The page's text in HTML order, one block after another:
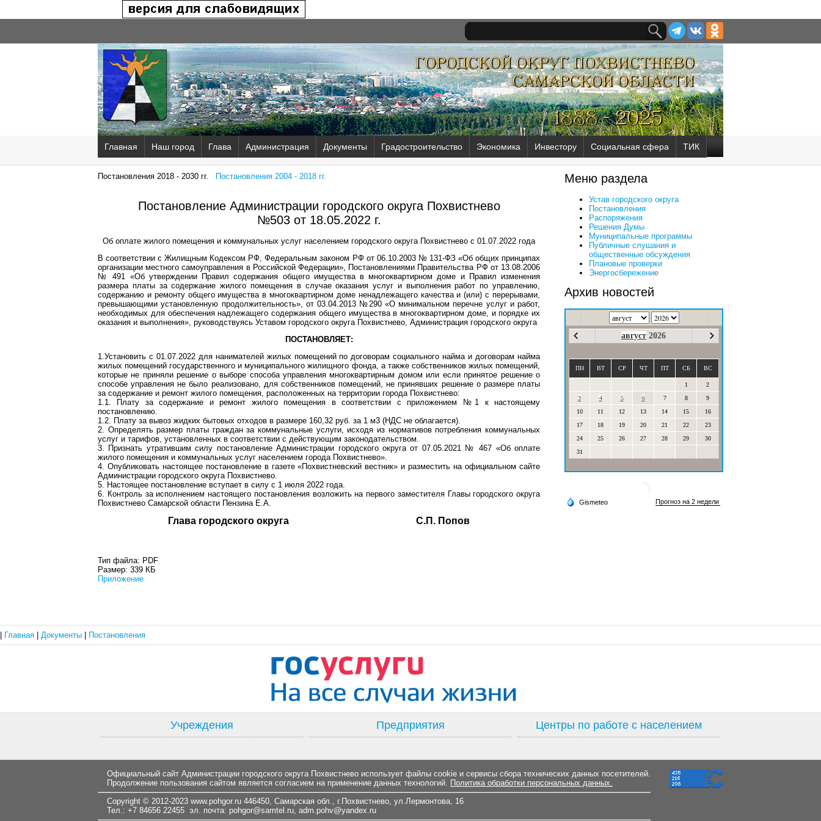
Главная Наш город Глава Администрация Документы Градостроительство Экономика Инвестору Социальная сфера ТИК
Постановления 2018 - 2030 гг. Постановления 2004 - 2018 гг.
Постановление Администрации городского округа Похвистнево
№503 от 18.05.2022 г.
Об оплате жилого помещения и коммунальных услуг населением городского округа Похвистнево с 01.07.2022 года
В соответствии с Жилищным Кодексом РФ, Федеральным законом РФ от 06.10.2003 № 131-ФЗ «Об общих принципах
организации местного самоуправления в Российской Федерации», Постановлениями Правительства РФ от 13.08.2006
№ 491 «Об утверждении Правил содержания общего имущества в многоквартирном доме и Правил изменения
размера платы за содержание жилого помещения в случае оказания услуг и выполнения работ по управлению,
содержанию и ремонту общего имущества в многоквартирном доме ненадлежащего качества и (или) с перерывами,
превышающими установленную продолжительность», от 03.04.2013 №290 «О минимальном перечне услуг и работ,
необходимых для обеспечения надлежащего содержания общего имущества в многоквартирном доме, и порядке их
оказания и выполнения», руководствуясь Уставом городского округа Похвистнево, Администрация городского округа
ПОСТАНОВЛЯЕТ:
1.Установить с 01.07.2022 для нанимателей жилых помещений по договорам социального найма и договорам найма
жилых помещений государственного и муниципального жилищного фонда, а также собственников жилых помещений,
которые не приняли решение о выборе способа управления многоквартирным домом или если принятое решение о
способе управления не было реализовано, для собственников помещений, не принявших решение о размере платы
за содержание и ремонт жилого помещения, расположенных на территории города Похвистнево:
1.1. Плату за содержание и ремонт жилого помещения в соответствии с приложением №1 к настоящему
постановлению.
1.2. Плату за вывоз жидких бытовых отходов в размере 160,32 руб. за 1 м3 (НДС не облагается).
2. Определять размер платы граждан за коммунальные услуги, исходя из нормативов потребления коммунальных
услуг и тарифов, установленных в соответствии с действующим законодательством.
3. Признать утратившим силу постановление Администрации городского округа от 07.05.2021 № 467 «Об оплате
жилого помещения и коммунальных услуг населением города Похвистнево».
4. Опубликовать настоящее постановление в газете «Похвистневский вестник» и разместить на официальном сайте
Администрации городского округа Похвистнево.
5. Настоящее постановление вступает в силу с 1 июля 2022 года.
6. Контроль за исполнением настоящего постановления возложить на первого заместителя Главы городского округа
Похвистнево Самарской области Пензина Е.А.
Глава городского округа С.П. Попов
Тип файла: PDF
Размер: 339 КБ
Приложение
Меню раздела
Устав городского округа
Постановления
Распоряжения
Решения Думы
Муниципальные программы
Публичные слушания и
общественные обсуждения
Плановые проверки
Энергосбережение
Архив новостей
август 2026
ПН ВТ СР ЧТ ПТ СБ ВС
1
2
3
4 5 6 7 8
9
10
11 12 13 14 15
16
17
18 19 20 21 22
23
24
25 26 27 28 29
30
31
Главная Документы Постановления
Учреждения Предприятия Центры по работе с населением
Официальный сайт Администрации городского округа Похвистнево использует файлы cookie и сервисы сбора технических данных посетителей.
Продолжение пользования сайтом является согласием на применение данных технологий. Политика обработки персональных данных.
Copyright © 2012-2023 www.pohgor.ru 446450, Самарская обл., г.Похвистнево, ул.Лермонтова, 16
Тел.: +7 84656 22455 эл. почта: pohgor@samtel.ru, adm.pohv@yandex.ru